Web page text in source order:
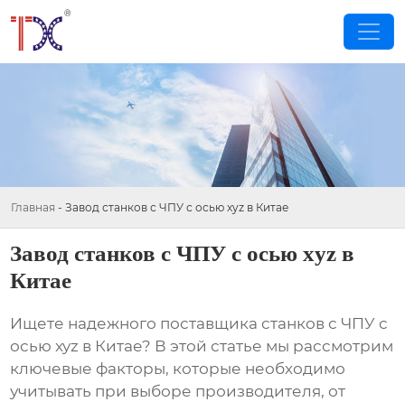
Главная - Завод станков с ЧПУ с осью xyz в Китае
Завод станков с ЧПУ с осью xyz в
Китае
Ищете надежного поставщика станков с ЧПУ с
осью xyz в Китае? В этой статье мы рассмотрим
ключевые факторы, которые необходимо
учитывать при выборе производителя, от